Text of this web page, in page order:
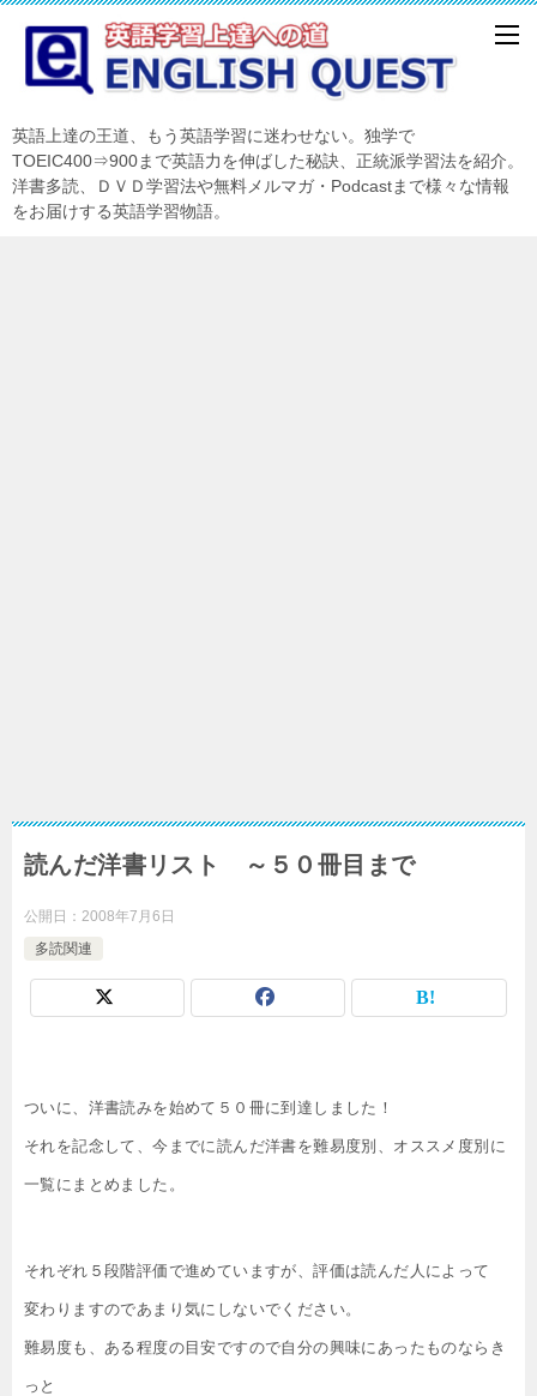
英語上達の王道、もう英語学習に迷わせない。独学で
TOEIC400⇒900まで英語力を伸ばした秘訣、正統派学習法を紹介。
洋書多読、ＤＶＤ学習法や無料メルマガ・Podcastまで様々な情報
をお届けする英語学習物語。
読んだ洋書リスト ～５０冊目まで
公開日： 2008年7月6日
多読関連
ついに、洋書読みを始めて５０冊に到達しました！
それを記念して、今までに読んだ洋書を難易度別、オススメ度別に
一覧にまとめました。
それぞれ５段階評価で進めていますが、評価は読んだ人によって
変わりますのであまり気にしないでください。
難易度も、ある程度の目安ですので自分の興味にあったものならき
っと